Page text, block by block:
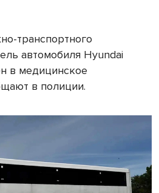
транспортного
автомобиля Hyundai
в медицинское
в полиции.